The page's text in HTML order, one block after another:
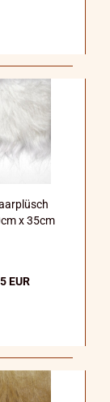
x 35cm
EUR